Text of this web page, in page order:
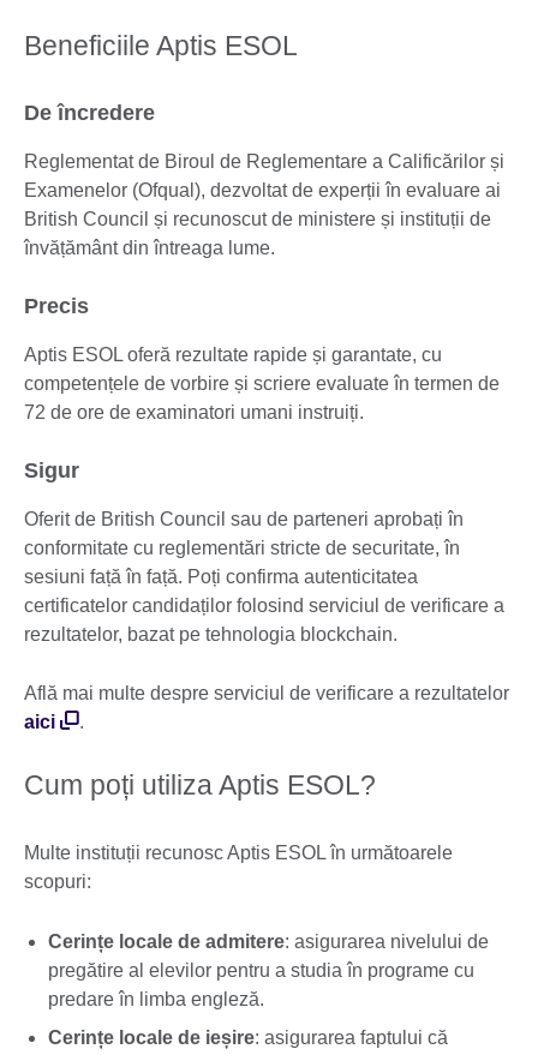
Beneficiile Aptis ESOL
De încredere
Reglementat de Biroul de Reglementare a Calificărilor și
Examenelor (Ofqual), dezvoltat de experții în evaluare ai
British Council și recunoscut de ministere și instituții de
învățământ din întreaga lume.
Precis
Aptis ESOL oferă rezultate rapide și garantate, cu
competențele de vorbire și scriere evaluate în termen de
72 de ore de examinatori umani instruiți.
Sigur
Oferit de British Council sau de parteneri aprobați în
conformitate cu reglementări stricte de securitate, în
sesiuni față în față. Poți confirma autenticitatea
certificatelor candidaților folosind serviciul de verificare a
rezultatelor, bazat pe tehnologia blockchain.
Află mai multe despre serviciul de verificare a rezultatelor
aici
.
Cum poți utiliza Aptis ESOL?
Multe instituții recunosc Aptis ESOL în următoarele
scopuri:
Cerințe locale de admitere: asigurarea nivelului de
pregătire al elevilor pentru a studia în programe cu
predare în limba engleză.
Cerințe locale de ieșire: asigurarea faptului că